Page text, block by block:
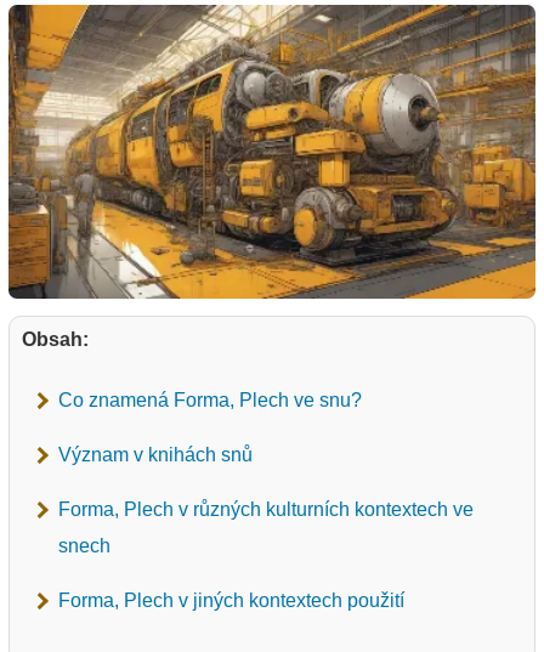
Obsah:
Co znamená Forma, Plech ve snu?
Význam v knihách snů
Forma, Plech v různých kulturních kontextech ve
snech
Forma, Plech v jiných kontextech použití